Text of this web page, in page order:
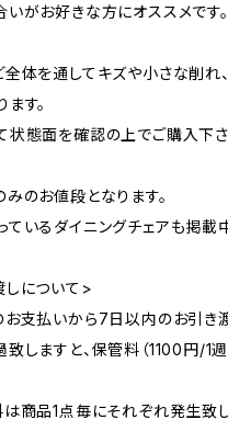
いがお好きな方にオススメです。
全体を通してキズや小さな削れ
す。
状態面を確認の上でご購入下さ
のお値段となります。
いるダイニングチェアも掲載中
について>
お支払いから7日以内のお引き
しますと、保管料（1100円/1
は商品1点毎にそれぞれ発生致し